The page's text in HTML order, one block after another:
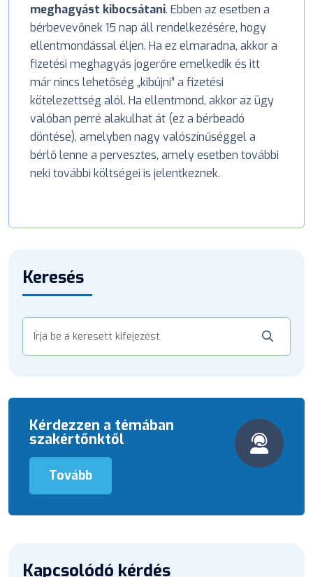
meghagyást kibocsátani. Ebben az esetben a
bérbevevőnek 15 nap áll rendelkezésére, hogy
ellentmondással éljen. Ha ez elmaradna, akkor a
fizetési meghagyás jogerőre emelkedik és itt
már nincs lehetőség „kibújni” a fizetési
kötelezettség alól. Ha ellentmond, akkor az ügy
valóban perré alakulhat át (ez a bérbeadó
döntése), amelyben nagy valószínűséggel a
bérlő lenne a pervesztes, amely esetben további
neki további költségei is jelentkeznek.
Keresés
Kérdezzen a témában
szakértőnktől
Tovább
Kapcsolódó kérdés